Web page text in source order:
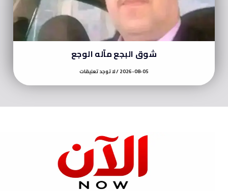
شوق البجع مآله الوجع
2026-08-05 لا توجد تعليقات